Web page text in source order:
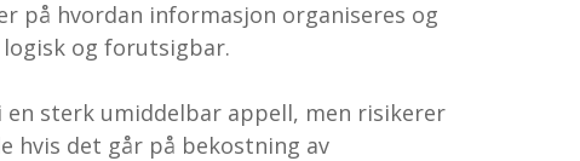
på hvordan informasjon organiseres og
og forutsigbar.
sterk umiddelbar appell, men risikerer
hvis det går på bekostning av